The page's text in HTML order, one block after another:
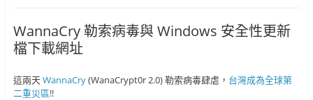
WannaCry 勒索病毒與 Windows 安全性更新
檔下載網址
這兩天WannaCry(WanaCrypt0r 2.0) 勒索病毒肆虐， 台灣成為全球第
二重災區!!